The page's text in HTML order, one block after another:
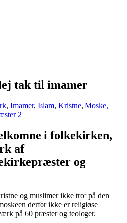
tak til imamer
, Imamer, Islam, Kristne, Moske,
2
i folkekirken,
af
og
og muslimer ikke tror på den
derfor ikke er religiøse
på 60 præster og teologer.